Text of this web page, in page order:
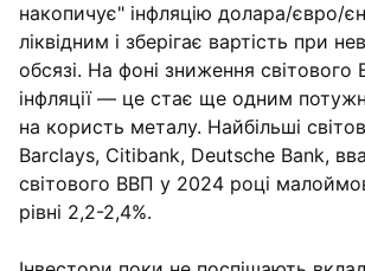
накопичує" інфляцію долара/євро/
ліквідним і зберігає вартість при
обсязі. На фоні зниження світового
інфляції — це стає ще одним
на користь металу. Найбільші
Barclays, Citibank, Deutsche Bank,
світового ВВП у 2024 році
рівні 2,2-2,4%.